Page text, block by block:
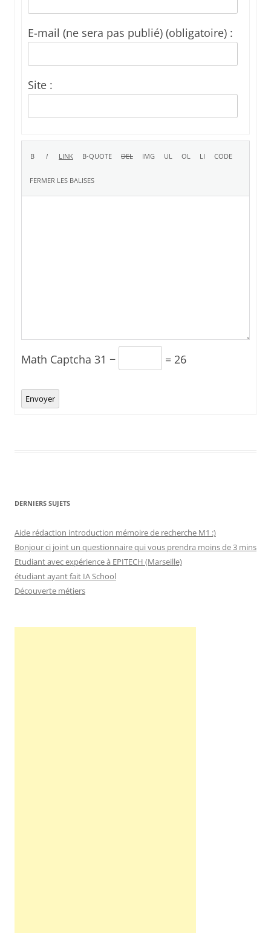
E-mail (ne sera pas publié) (obligatoire) :
Site :
Math Captcha 31 − = 26
Envoyer
DERNIERS SUJETS
Aide rédaction introduction mémoire de recherche M1 :)
Bonjour ci joint un questionnaire qui vous prendra moins de 3 mins
Etudiant avec expérience à EPITECH (Marseille)
étudiant ayant fait IA School
Découverte métiers